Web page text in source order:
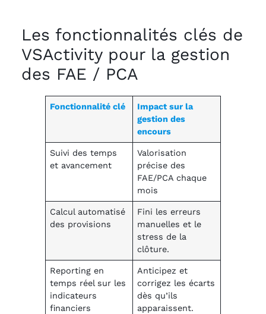
Les fonctionnalités clés de
VSActivity pour la gestion
des FAE / PCA
Fonctionnalité clé
Impact sur la
gestion des
encours
Suivi des temps
et avancement
Valorisation
précise des
FAE/PCA chaque
mois
Calcul automatisé
des provisions
Fini les erreurs
manuelles et le
stress de la
clôture.
Reporting en
temps réel sur les
indicateurs
financiers
Anticipez et
corrigez les écarts
dès qu’ils
apparaissent.